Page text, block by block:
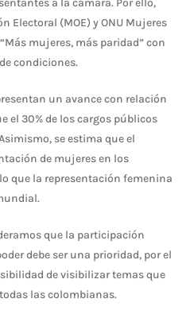
a la cámara. Por ello,
Electoral (MOE) y ONU Mujeres
mujeres, más paridad” con
condiciones.
un avance con relación
el 30% de los cargos públicos
se estima que el
de mujeres en los
que la representación femenina
que la participación
debe ser una prioridad, por el
de visibilizar temas que
las colombianas.